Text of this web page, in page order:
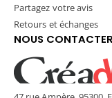
Partagez votre avis
Retours et échanges
NOUS CONTACTER